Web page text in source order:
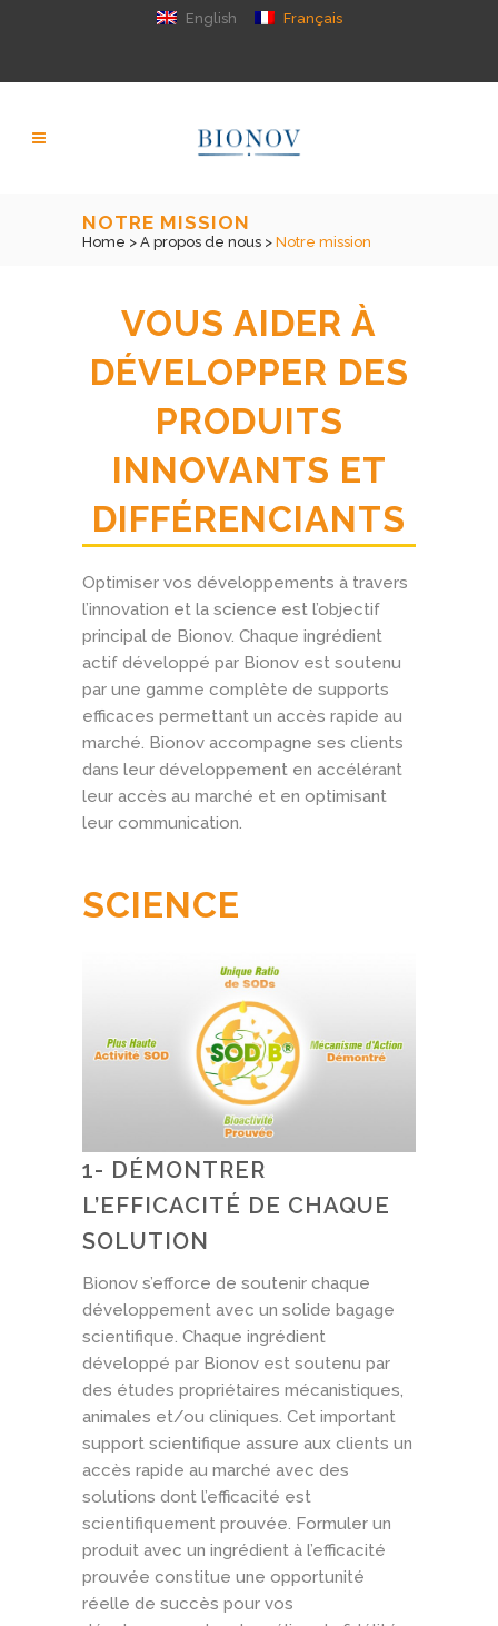
English Français
NOTRE MISSION
Home > A propos de nous > Notre mission
VOUS AIDER À
DÉVELOPPER DES
PRODUITS
INNOVANTS ET
DIFFÉRENCIANTS
Optimiser vos développements à travers
l’innovation et la science est l’objectif
principal de Bionov. Chaque ingrédient
actif développé par Bionov est soutenu
par une gamme complète de supports
efficaces permettant un accès rapide au
marché. Bionov accompagne ses clients
dans leur développement en accélérant
leur accès au marché et en optimisant
leur communication.
SCIENCE
1- DÉMONTRER
L’EFFICACITÉ DE CHAQUE
SOLUTION
Bionov s’efforce de soutenir chaque
développement avec un solide bagage
scientifique. Chaque ingrédient
développé par Bionov est soutenu par
des études propriétaires mécanistiques,
animales et/ou cliniques. Cet important
support scientifique assure aux clients un
accès rapide au marché avec des
solutions dont l’efficacité est
scientifiquement prouvée. Formuler un
produit avec un ingrédient à l’efficacité
prouvée constitue une opportunité
réelle de succès pour vos